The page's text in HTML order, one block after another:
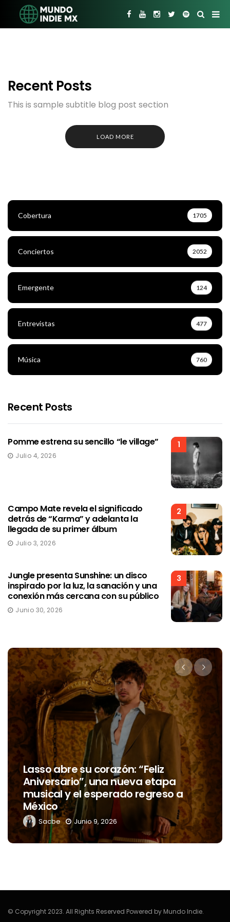
Recent Posts
This is sample subtitle blog post section
LOAD MORE
Cobertura 1705
Conciertos 2052
Emergente 124
Entrevistas 477
Música 760
Recent Posts
1
Pomme estrena su sencillo “le village”
Julio 4, 2026
2
Campo Mate revela el significado
detrás de “Karma” y adelanta la
llegada de su primer álbum
Julio 3, 2026
3
Jungle presenta Sunshine: un disco
inspirado por la luz, la sanación y una
conexión más cercana con su público
Junio 30, 2026
Lasso abre su corazón: “Feliz
Aniversario”, una nueva etapa
musical y el esperado regreso a
México
Sacbe Junio 9, 2026
© Copyright 2023. All Rights Reserved Powered by Mundo Indie.